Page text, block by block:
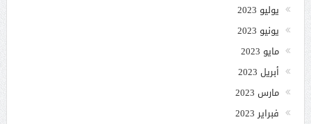
يوليو 2023
يونيو 2023
مايو 2023
أبريل 2023
مارس 2023
فبراير 2023